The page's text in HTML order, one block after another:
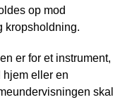
op mod
kropsholdning.
er for et instrument,
eller en
skal